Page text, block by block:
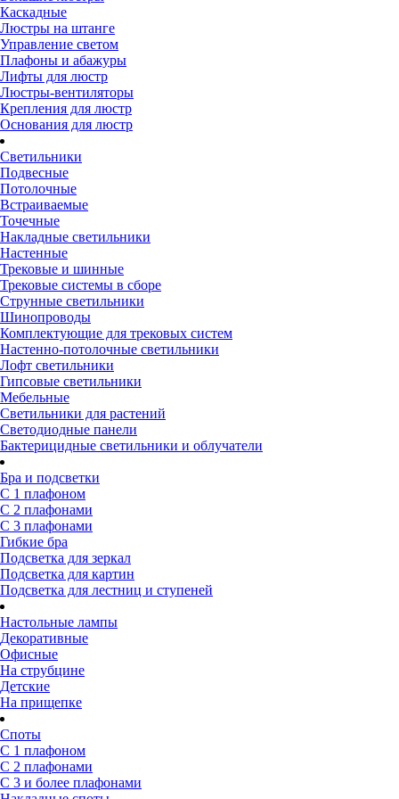
Каскадные
Люстры на штанге
Управление светом
Плафоны и абажуры
Лифты для люстр
Люстры-вентиляторы
Крепления для люстр
Основания для люстр
Светильники
Подвесные
Потолочные
Встраиваемые
Точечные
Накладные светильники
Настенные
Трековые и шинные
Трековые системы в сборе
Струнные светильники
Шинопроводы
Комплектующие для трековых систем
Настенно-потолочные светильники
Лофт светильники
Гипсовые светильники
Мебельные
Светильники для растений
Светодиодные панели
Бактерицидные светильники и облучатели
Бра и подсветки
С 1 плафоном
С 2 плафонами
С 3 плафонами
Гибкие бра
Подсветка для зеркал
Подсветка для картин
Подсветка для лестниц и ступеней
Настольные лампы
Декоративные
Офисные
На струбцине
Детские
На прищепке
Споты
С 1 плафоном
С 2 плафонами
С 3 и более плафонами